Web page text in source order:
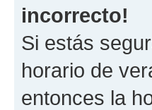
incorrecto!
Si estás
horario de
entonces la